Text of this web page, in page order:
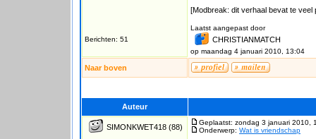
Berichten: 51
[Modbreak: dit verhaal bevat te
Laatst aangepast door
CHRISTIANMATCH
op maandag 4 januari 2010, 13:04
Naar boven
Auteur
SIMONKWET418 (88)
Geplaatst: zondag 3 januari 2010,
Onderwerp: Wat is vriendschap